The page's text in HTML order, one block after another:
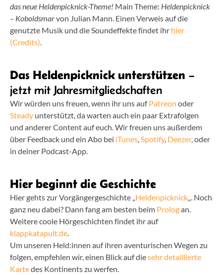
das neue Heldenpicknick-Theme! Main Theme: Heldenpicknick
– Koboldsmarvon Julian Mann. Einen Verweis auf die
genutzte Musik und die Soundeffekte findet ihr hier
(Credits).
Das Heldenpicknick unterstützen –
jetzt mit Jahresmitgliedschaften
Wir würden uns freuen, wenn ihr uns aufPatreon oder
Steady unterstützt, da warten auch ein paar Extrafolgen
und anderer Content auf euch. Wir freuen uns außerdem
über Feedback und ein Abo bei iTunes,Spotify, Deezer, oder
in deiner Podcast-App.
Hier beginnt die Geschichte
Hier gehts zur Vorgängergeschichte „Heldenpicknick„. Noch
ganz neu dabei? Dann fang am besten beim Prologan.
Weitere coole Hörgeschichten findet ihr auf
klappkatapult.de.
Um unseren Held:innen auf ihren aventurischen Wegen zu
folgen, empfehlen wir, einen Blick auf diesehr detaillierte
Kartedes Kontinents zu werfen.